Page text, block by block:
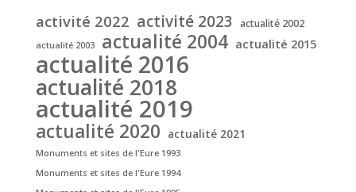
activité 2022 activité 2023 actualité 2002
actualité 2003 actualité 2004 actualité 2015
actualité 2016
actualité 2018
actualité 2019
actualité 2020 actualité 2021
Monuments et sites de l'Eure 1993
Monuments et sites de l'Eure 1994